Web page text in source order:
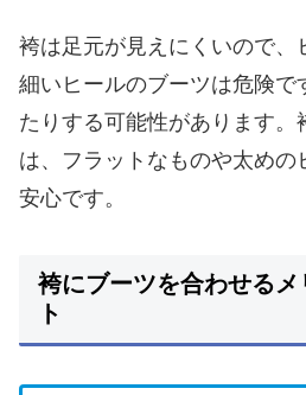
袴は足元が見えにくいので、
細いヒールのブーツは危険で
たりする可能性があります。
は、フラットなものや太めの
安心です。
袴にブーツを合わせる
ト